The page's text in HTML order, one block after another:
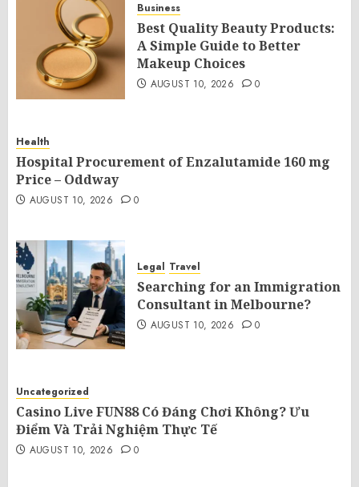
Business
Best Quality Beauty Products:
A Simple Guide to Better
Makeup Choices
AUGUST 10, 2026 0
Health
Hospital Procurement of Enzalutamide 160 mg
Price – Oddway
AUGUST 10, 2026 0
Legal Travel
Searching for an Immigration
Consultant in Melbourne?
AUGUST 10, 2026 0
Uncategorized
Casino Live FUN88 Có Đáng Chơi Không? Ưu
Điểm Và Trải Nghiệm Thực Tế
AUGUST 10, 2026 0